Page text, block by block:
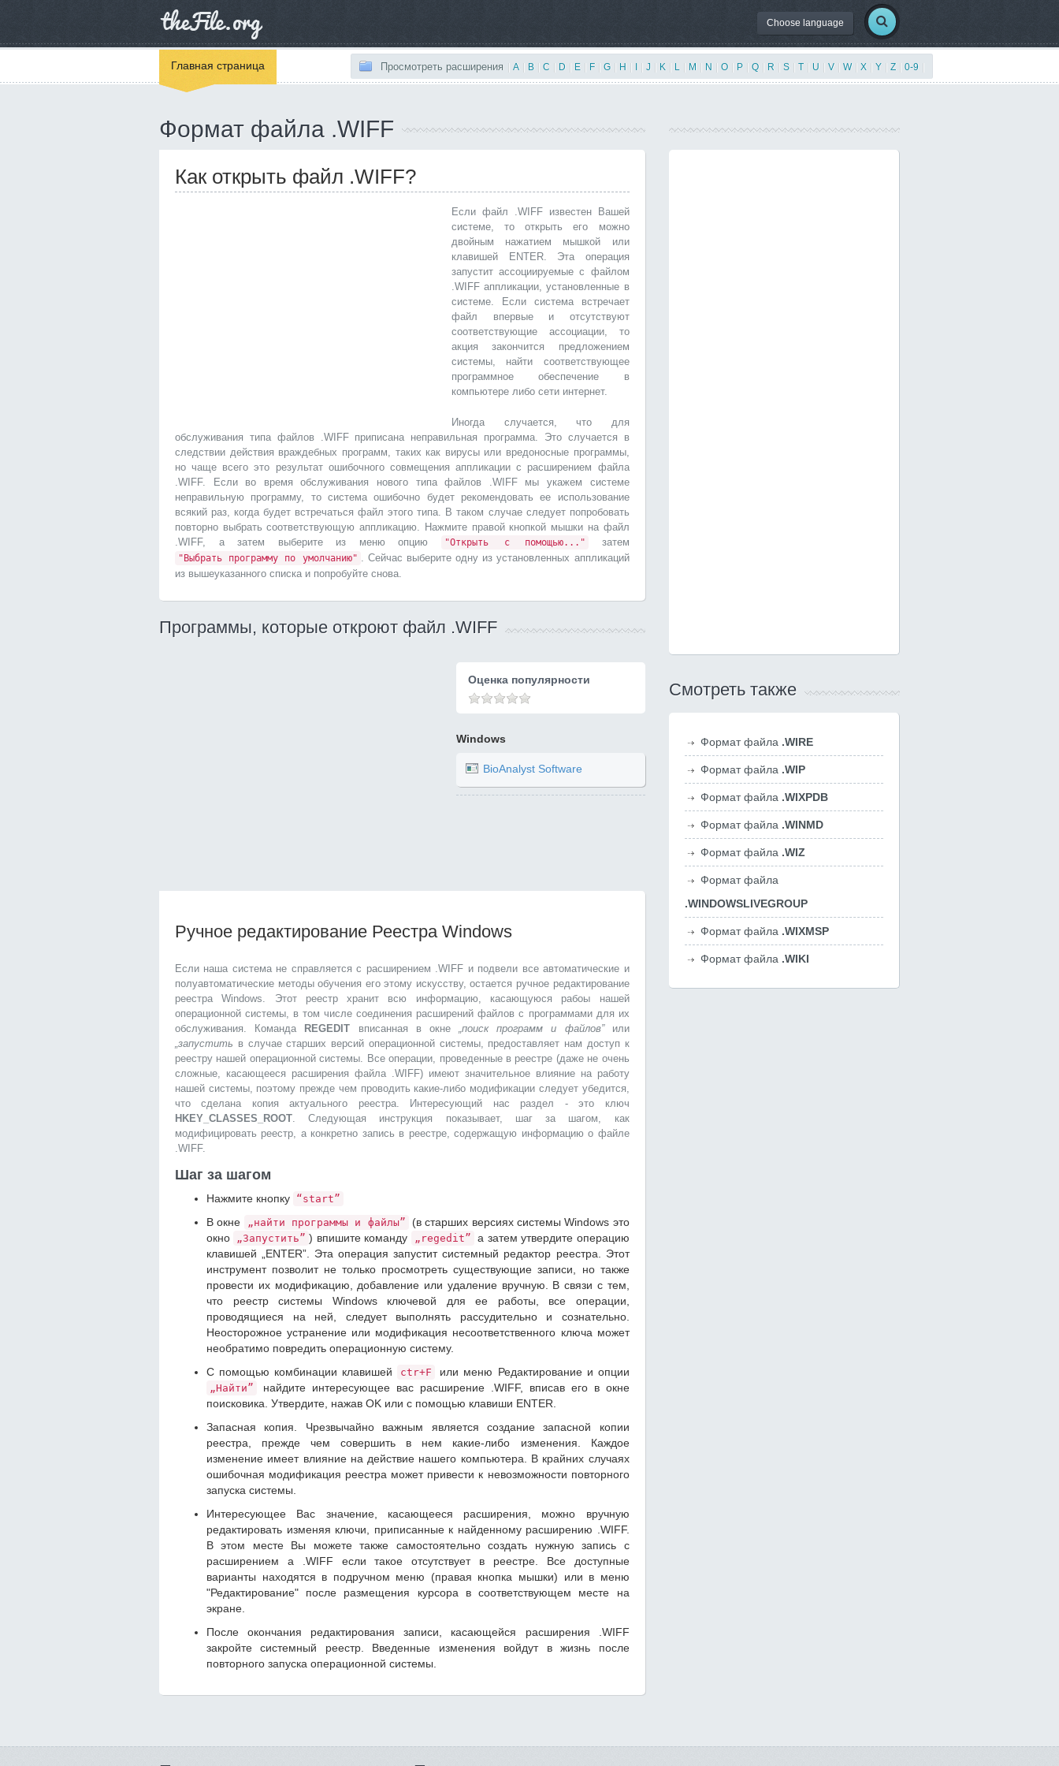
Choose language
Главная страница Просмотреть расширения A B C D E F G H J K L M N O P Q R S T U V W| X Y Z 0-9
Формат файла .WIFF
Как открыть файл .WIFF?
Если файл .WIFF известен Вашей
системе, то открыть его можно
двойным нажатием мышкой или
клавишей ENTER. Эта операция
запустит ассоциируемые с файлом
.WIFF аппликации, установленные в
системе. Если система встречает
файл впервые и отсутствуют
соответствующие ассоциации, то
акция закончится предложением
системы, найти соответствующее
программное обеспечение в
компьютере либо сети интернет.
Иногда случается, что для
обслуживания типа файлов .WIFF приписана неправильная программа. Это случается в
следствии действия враждебных программ, таких как вирусы или вредоносные программы,
но чаще всего это результат ошибочного совмещения аппликации с расширением файла
.WIFF. Если во время обслуживания нового типа файлов .WIFF мы укажем системе
неправильную программу, то система ошибочно будет рекомендовать ее использование
всякий раз, когда будет встречаться файл этого типа. В таком случае следует попробовать
повторно выбрать соответствующую аппликацию. Нажмите правой кнопкой мышки на файл
.WIFF, а затем выберите из меню опцию
"Открыть с помощью..." затем
"Выбрать программу по умолчанию" . Сейчас выберите одну из установленных аппликаций
из вышеуказанного списка и попробуйте снова.
Программы, которые откроют файл .WIFF
Оценка популярности
Windows
BioAnalyst Software
Ручное редактирование Реестра Windows
Если наша система не справляется с расширением .WIFF и подвели все автоматические и
полуавтоматические методы обучения его этому искусству, остается ручное редактирование
реестра Windows. Этот реестр хранит всю информацию, касающуюся рабоы нашей
операционной системы, в том числе соединения расширений файлов с программами для их
обслуживания. Команда
REGEDIT вписанная в окне„поиск программ и файлов”или
„запустить в случае старших версий операционной системы, предоставляет нам доступ к
реестру нашей операционной системы. Все операции, проведенные в реестре (даже не очень
сложные, касающееся расширения файла .WIFF) имеют значительное влияние на работу
нашей системы, поэтому прежде чем проводить какие-либо модификации следует убедится,
что сделана копия актуального реестра. Интересующий нас раздел - это ключ
HKEY_CLASSES_ROOT. Следующая инструкция показывает, шаг за шагом, как
модифицировать реестр, а конкретно запись в реестре, содержащую информацию о файле
.WIFF.
Шаг за шагом
Нажмите кнопку “start”
В окне „найти программы и файлы”
(в старших версиях системы Windows это
окно
„Запустить” ) впишите команду „regedit” а затем утвердите операцию
клавишей „ENTER”. Эта операция запустит системный редактор реестра. Этот
инструмент позволит не только просмотреть существующие записи, но также
провести их модификацию, добавление или удаление вручную. В связи с тем,
что реестр системы Windows ключевой для ее работы, все операции,
проводящиеся на ней, следует выполнять рассудительно и сознательно.
Неосторожное устранение или модификация несоответственного ключа может
необратимо повредить операционную систему.
С помощью комбинации клавишей
ctr+F или меню Редактирование и опции
„Найти”
найдите интересующее вас расширение .WIFF, вписав его в окне
поисковика. Утвердите, нажав OK или с помощью клавиши ENTER.
Запасная копия. Чрезвычайно важным является создание запасной копии
реестра, прежде чем совершить в нем какие-либо изменения. Каждое
изменение имеет влияние на действие нашего компьютера. В крайних случаях
ошибочная модификация реестра может привести к невозможности повторного
запуска системы.
Интересующее Вас значение, касающееся расширения, можно вручную
редактировать изменяя ключи, приписанные к найденному расширению .WIFF.
В этом месте Вы можете также самостоятельно создать нужную запись с
расширением а .WIFF если такое отсутствует в реестре. Все доступные
варианты находятся в подручном меню (правая кнопка мышки) или в меню
"Редактирование" после размещения курсора в соответствующем месте на
экране.
После окончания редактирования записи, касающейся расширения .WIFF
закройте системный реестр. Введенные изменения войдут в жизнь после
повторного запуска операционной системы.
Смотреть также
Формат файла .WIRE
Формат файла .WIP
Формат файла .WIXPDB
Формат файла .WINMD
Формат файла .WIZ
Формат файла
.WINDOWSLIVEGROUP
Формат файла .WIXMSP
Формат файла .WIKI